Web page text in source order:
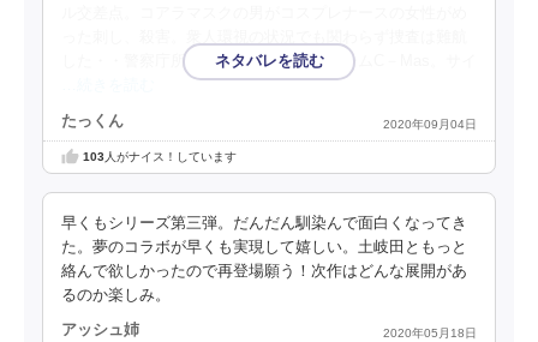
した・・警察庁所管プロファイリングチームC－Mas。サイ
たっくん 2020年09月04日
103人がナイス！しています
早くもシリーズ第三弾。だんだん馴染んで面白くなってき
た。夢のコラボが早くも実現して嬉しい。土岐田ともっと
絡んで欲しかったので再登場願う！次作はどんな展開があ
るのか楽しみ。
アッシュ姉 2020年05月18日